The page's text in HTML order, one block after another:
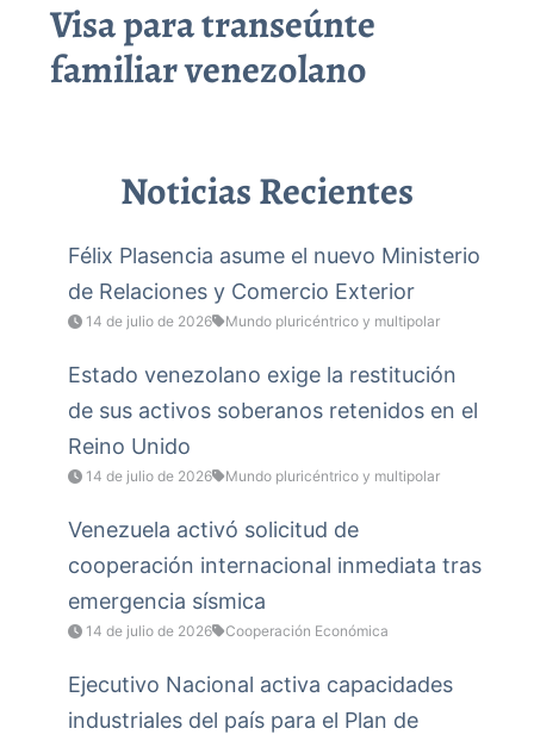
Visa para transeúnte
familiar venezolano
Noticias Recientes
Félix Plasencia asume el nuevo Ministerio
de Relaciones y Comercio Exterior
14 de julio de 2026 Mundo pluricéntrico y multipolar
Estado venezolano exige la restitución
de sus activos soberanos retenidos en el
Reino Unido
14 de julio de 2026 Mundo pluricéntrico y multipolar
Venezuela activó solicitud de
cooperación internacional inmediata tras
emergencia sísmica
14 de julio de 2026 Cooperación Económica
Ejecutivo Nacional activa capacidades
industriales del país para el Plan de